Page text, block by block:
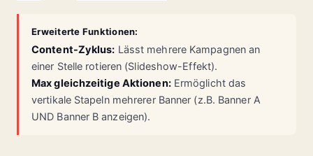
Erweiterte Funktionen:
Content-Zyklus: Lässt mehrere Kampagnen an
einer Stelle rotieren (Slideshow-Effekt).
Max gleichzeitige Aktionen:Ermöglicht das
vertikale Stapeln mehrerer Banner (z.B. Banner A
UND Banner B anzeigen).